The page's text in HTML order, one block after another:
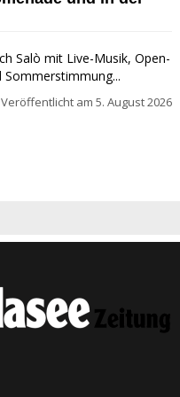
Salò mit Live-Musik, Open-
Veröffentlicht am 5. August 2026